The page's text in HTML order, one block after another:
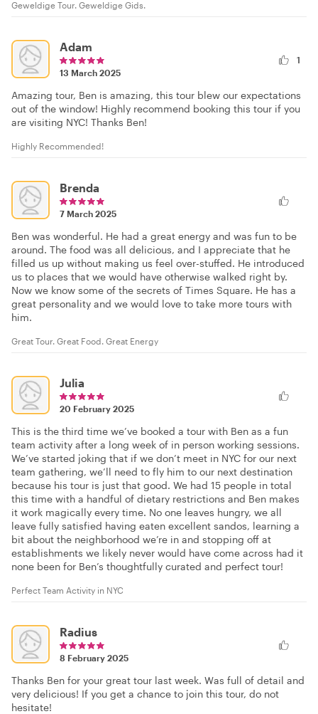
Geweldige Tour. Geweldige Gids.
Adam
13 March 2025
1
Amazing tour, Ben is amazing, this tour blew our expectations
out of the window! Highly recommend booking this tour if you
are visiting NYC! Thanks Ben!
Highly Recommended!
Brenda
7 March 2025
Ben was wonderful. He had a great energy and was fun to be
around. The food was all delicious, and I appreciate that he
filled us up without making us feel over-stuffed. He introduced
us to places that we would have otherwise walked right by.
Now we know some of the secrets of Times Square. He has a
great personality and we would love to take more tours with
him.
Great Tour. Great Food. Great Energy
Julia
20 February 2025
This is the third time we’ve booked a tour with Ben as a fun
team activity after a long week of in person working sessions.
We’ve started joking that if we don’t meet in NYC for our next
team gathering, we’ll need to fly him to our next destination
because his tour is just that good. We had 15 people in total
this time with a handful of dietary restrictions and Ben makes
it work magically every time. No one leaves hungry, we all
leave fully satisfied having eaten excellent sandos, learning a
bit about the neighborhood we’re in and stopping off at
establishments we likely never would have come across had it
none been for Ben’s thoughtfully curated and perfect tour!
Perfect Team Activity in NYC
Radius
8 February 2025
Thanks Ben for your great tour last week. Was full of detail and
very delicious! If you get a chance to join this tour, do not
hesitate!